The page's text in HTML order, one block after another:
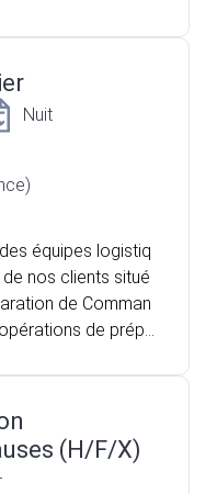
Nuit
équipes logistiq
nos clients situé
de Comman
de prépa
équipe d'enviro
de garantir la
des délais.
(H/F/X)